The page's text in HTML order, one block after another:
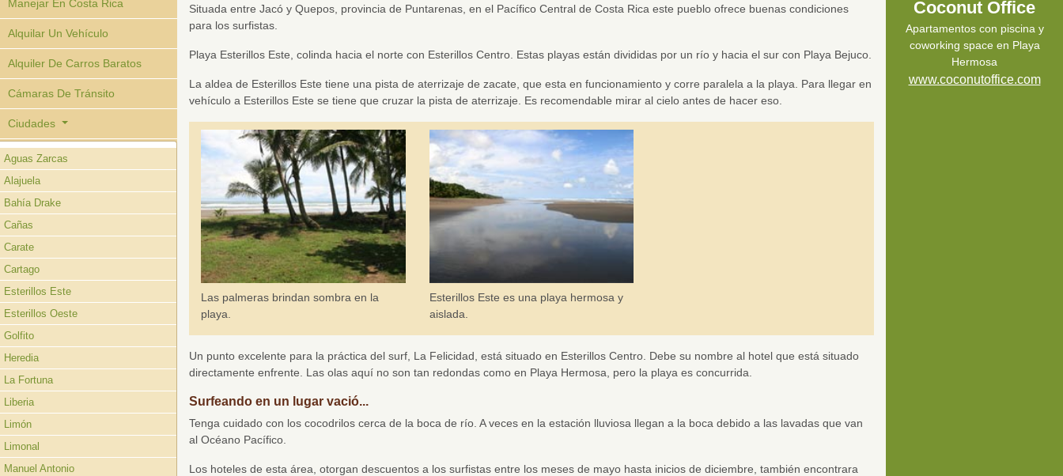
Manejar En Costa Rica
Alquilar Un Vehículo
Alquiler De Carros Baratos
Cámaras De Tránsito
Ciudades
Aguas Zarcas
Alajuela
Bahía Drake
Cañas
Carate
Cartago
Esterillos Este
Esterillos Oeste
Golfito
Heredia
La Fortuna
Liberia
Limón
Limonal
Manuel Antonio
Situada entre Jacó y Quepos, provincia de Puntarenas, en el Pacífico Central de Costa Rica este pueblo ofrece buenas condiciones
para los surfistas.
Playa Esterillos Este, colinda hacia el norte con Esterillos Centro. Estas playas están divididas por un río y hacia el sur con Playa Bejuco.
La aldea de Esterillos Este tiene una pista de aterrizaje de zacate, que esta en funcionamiento y corre paralela a la playa. Para llegar en
vehículo a Esterillos Este se tiene que cruzar la pista de aterrizaje. Es recomendable mirar al cielo antes de hacer eso.
Las palmeras brindan sombra en la
playa.
Esterillos Este es una playa hermosa y
aislada.
Un punto excelente para la práctica del surf, La Felicidad, está situado en Esterillos Centro. Debe su nombre al hotel que está situado
directamente enfrente. Las olas aquí no son tan redondas como en Playa Hermosa, pero la playa es concurrida.
Surfeando en un lugar vació...
Tenga cuidado con los cocodrilos cerca de la boca de río. A veces en la estación lluviosa llegan a la boca debido a las lavadas que van
al Océano Pacífico.
Los hoteles de esta área, otorgan descuentos a los surfistas entre los meses de mayo hasta inicios de diciembre, también encontrara
Coconut Office
Apartamentos con piscina y
coworking space en Playa
Hermosa
www.coconutoffice.com